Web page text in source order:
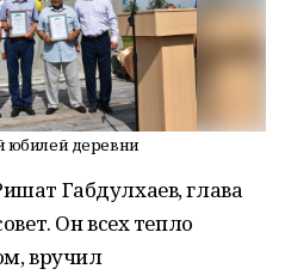
юбилей деревни
Габдулхаев, глава
Он всех тепло
вручил